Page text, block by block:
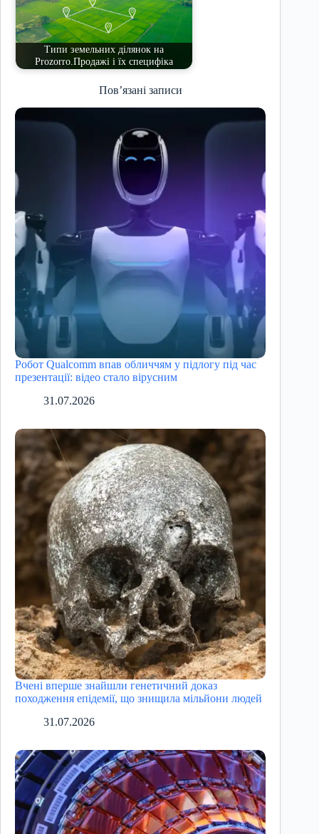
Типи земельних ділянок на
Prozorro.Продажі і їх специфіка
Пов’язані записи
Робот Qualcomm впав обличчям у підлогу під час
презентації: відео стало вірусним
31.07.2026
Вчені вперше знайшли генетичний доказ
походження епідемії, що знищила мільйони людей
31.07.2026